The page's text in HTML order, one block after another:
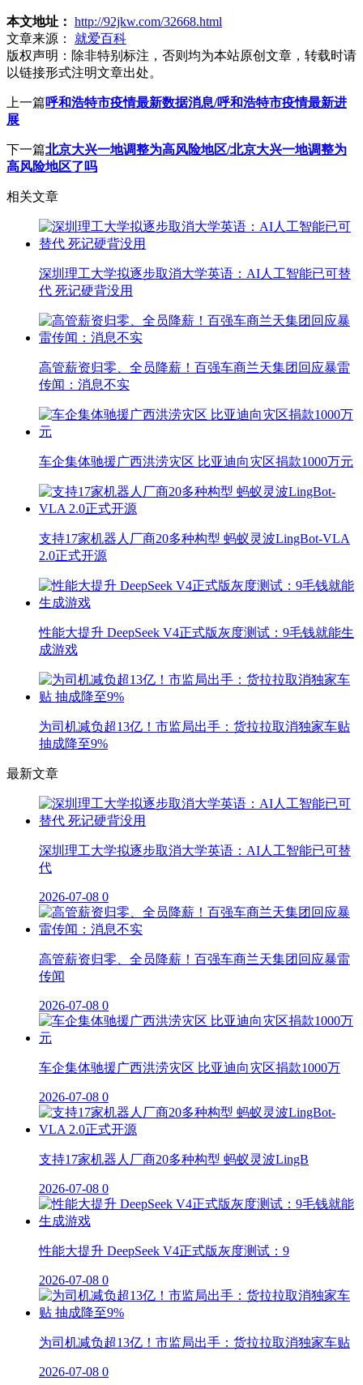
本文地址： http://92jkw.com/32668.html
文章来源：
就爱百科
版权声明： 除非特别标注，否则均为本站原创文章，转载时请
以链接形式注明文章出处。
上一篇呼和浩特市疫情最新数据消息/呼和浩特市疫情最新进
展
下一篇北京大兴一地调整为高风险地区/北京大兴一地调整为
高风险地区了吗
相关文章
深圳理工大学拟逐步取消大学英语：AI人工智能已可替
代 死记硬背没用
高管薪资归零、全员降薪！百强车商兰天集团回应暴雷
传闻：消息不实
车企集体驰援广西洪涝灾区 比亚迪向灾区捐款1000万元
支持17家机器人厂商20多种构型 蚂蚁灵波LingBot-VLA
2.0正式开源
性能大提升 DeepSeek V4正式版灰度测试：9毛钱就能生
成游戏
为司机减负超13亿！市监局出手：货拉拉取消独家车贴
抽成降至9%
最新文章
深圳理工大学拟逐步取消大学英语：AI人工智能已可替
代
2026-07-08 0
高管薪资归零、全员降薪！百强车商兰天集团回应暴雷
传闻
2026-07-08 0
车企集体驰援广西洪涝灾区 比亚迪向灾区捐款1000万
2026-07-08 0
支持17家机器人厂商20多种构型 蚂蚁灵波LingB
2026-07-08 0
性能大提升 DeepSeek V4正式版灰度测试：9
2026-07-08 0
为司机减负超13亿！市监局出手：货拉拉取消独家车贴
2026-07-08 0